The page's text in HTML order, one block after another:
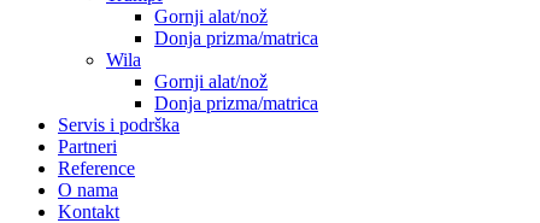
Gornji alat/nož
Donja prizma/matrica
Wila
Gornji alat/nož
Donja prizma/matrica
Servis i podrška
Partneri
Reference
O nama
Kontakt